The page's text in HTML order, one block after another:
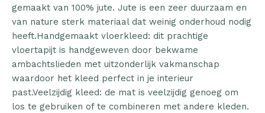
gemaakt van 100% jute. Jute is een zeer duurzaam en
van nature sterk materiaal dat weinig onderhoud nodig
heeft.Handgemaakt vloerkleed: dit prachtige
vloertapijt is handgeweven door bekwame
ambachtslieden met uitzonderlijk vakmanschap
waardoor het kleed perfect in je interieur
past.Veelzijdig kleed: de mat is veelzijdig genoeg om
los te gebruiken of te combineren met andere kleden.